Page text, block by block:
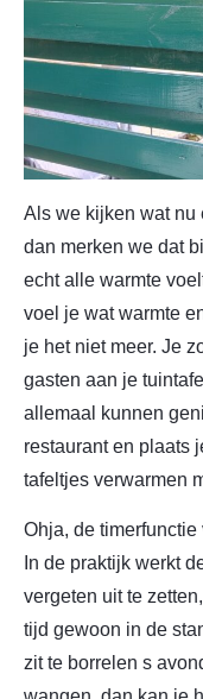
Als we kijken wat nu
dan merken we dat
echt alle warmte
voel je wat warmte
je het niet meer. Je
gasten aan je
allemaal kunnen
restaurant en plaats
tafeltjes verwarmen
Ohja, de
In de praktijk werkt
vergeten uit te
tijd gewoon in de
zit te borrelen s